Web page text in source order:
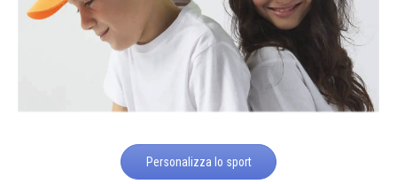
Personalizza lo sport